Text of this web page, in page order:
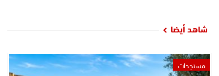
شاهد أيضا
مستجدات